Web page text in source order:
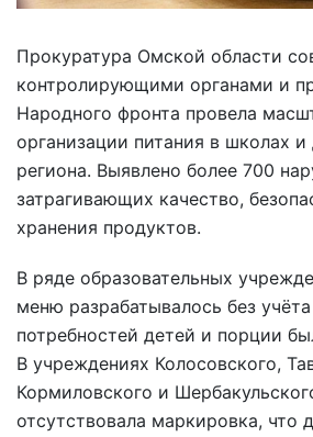
Прокуратура Омской области
контролирующими органами и
Народного фронта провела
организации питания в школах и
региона. Выявлено более 700
затрагивающих качество,
хранения продуктов.
В ряде образовательных
меню разрабатывалось без
потребностей детей и порции
В учреждениях Колосовского,
Кормиловского и
отсутствовала маркировка, что